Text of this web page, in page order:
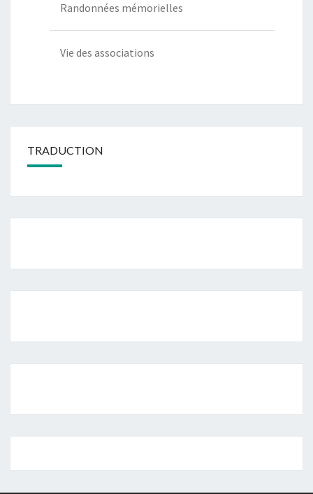
Randonnées mémorielles
Vie des associations
TRADUCTION